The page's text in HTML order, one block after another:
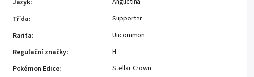
Jazyk:
Angličtina
Třída:
Supporter
Rarita:
Uncommon
Regulační značky:
H
Pokémon Edice:
Stellar Crown